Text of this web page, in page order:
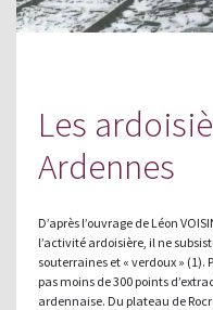
Les
Ardennes
D’après l’ouvrage de Léon
l’activité ardoisière, il ne
souterraines et « verdoux » (1).
pas moins de 300 points
ardennaise. Du plateau de